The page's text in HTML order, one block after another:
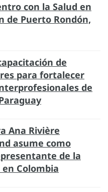
con la Salud en
de Puerto Rondón,
de
para fortalecer
de
Ana Rivière
asume como
de la
en Colombia